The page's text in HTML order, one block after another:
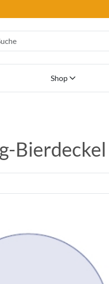
Shop
Bierdeckel